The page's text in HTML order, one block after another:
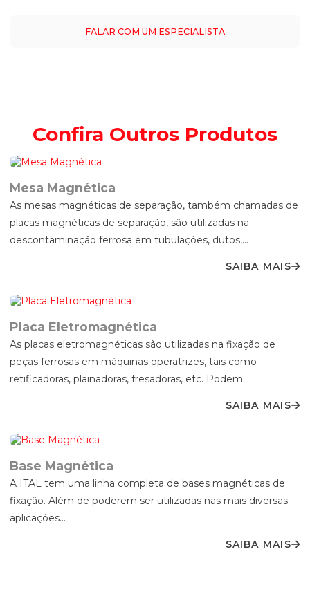
GRADE MAGNÉTICA MANUAL E AUTOMÁTICA
POLIA MAGNÉTICA E ELETROMAGNÉTICA
SEPARADORES MAGNÉTICOS E ELETROMAGNÉTICOS
ELETROÍMÃS CIRCULARES E RETANGULARES
LEVANTADOR MAGNÉTICO
FALAR COM UM ESPECIALISTA
Confira Outros Produtos
Mesa Magnética
As mesas magnéticas de separação, também chamadas de
placas magnéticas de separação, são utilizadas na
descontaminação ferrosa em tubulações, dutos,...
SAIBA MAIS
Placa Eletromagnética
As placas eletromagnéticas são utilizadas na fixação de
peças ferrosas em máquinas operatrizes, tais como
retificadoras, plainadoras, fresadoras, etc. Podem...
SAIBA MAIS
Base Magnética
A ITAL tem uma linha completa de bases magnéticas de
fixação. Além de poderem ser utilizadas nas mais diversas
aplicações...
SAIBA MAIS